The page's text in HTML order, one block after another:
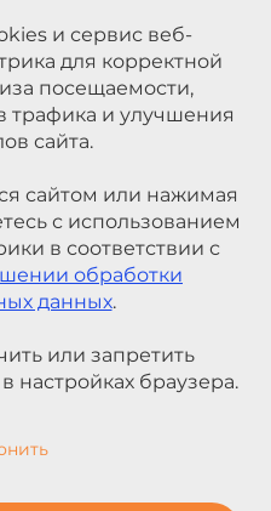
и сервис веб-
для корректной
посещаемости,
трафика и улучшения
сайта.
сайтом или нажимая
с использованием
в соответствии с
обработки
данных.
или запретить
настройках браузера.